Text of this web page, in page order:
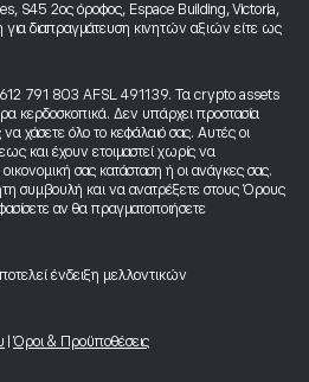
S45 2ος όροφος, Espace Building, Victoria,
για διαπραγμάτευση κινητών αξιών είτε ως
791 803 AFSL 491139. Τα crypto assets
κερδοσκοπικά. Δεν υπάρχει προστασία
χάσετε όλο το κεφάλαιό σας. Αυτές οι
και έχουν ετοιμαστεί χωρίς να
σας κατάσταση ή οι ανάγκες σας.
συμβουλή και να ανατρέξετε στους Όρους
αν θα πραγματοποιήσετε
ένδειξη μελλοντικών
Όροι & Προϋποθέσεις